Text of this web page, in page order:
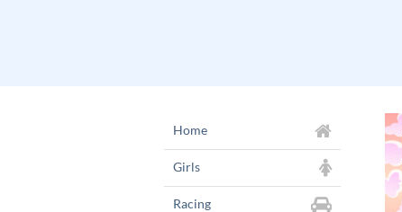
Home
Girls
Racing